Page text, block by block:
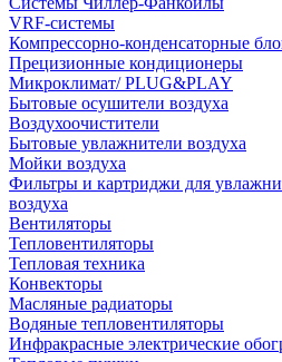
VRF-системы
Компрессорно-конденсаторные
Прецизионные кондиционеры
Микроклимат/ PLUG&PLAY
Бытовые осушители воздуха
Воздухоочистители
Бытовые увлажнители воздуха
Мойки воздуха
Фильтры и картриджи для
воздуха
Вентиляторы
Тепловентиляторы
Тепловая техника
Конвекторы
Масляные радиаторы
Водяные тепловентиляторы
Инфракрасные электрические